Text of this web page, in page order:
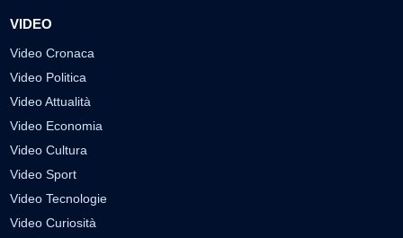
VIDEO
Video Cronaca
Video Politica
Video Attualità
Video Economia
Video Cultura
Video Sport
Video Tecnologie
Video Curiosità